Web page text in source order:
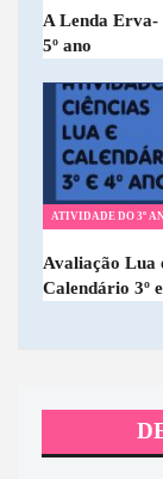
A Lenda Erva-
5º ano
ATIVIDADE DO 3º
Avaliação Lua
Calendário 3º